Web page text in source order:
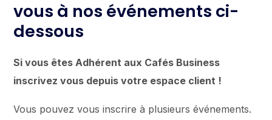
vous à nos événements ci-
dessous
Si vous êtes Adhérent aux Cafés Business
inscrivez vous depuis votre espace client !
Vous pouvez vous inscrire à plusieurs événements.